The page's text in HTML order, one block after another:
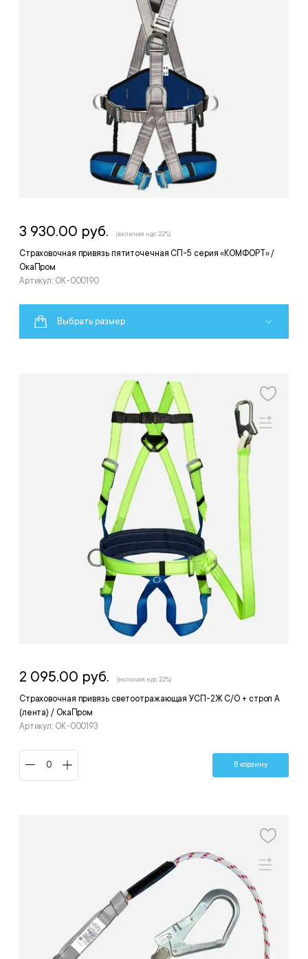
Страховочная привязь пятиточечная СП-5 серия «КОМФОРТ» /
ОкаПром
Артикул: ОК-000190
3 930.00 руб. (включая ндс 22%)
Выбрать размер
Страховочная привязь светоотражающая УСП-2Ж С/О + строп А
(лента) / ОкаПром
Артикул: ОК-000193
2 095.00 руб. (включая ндс 22%)
В корзину